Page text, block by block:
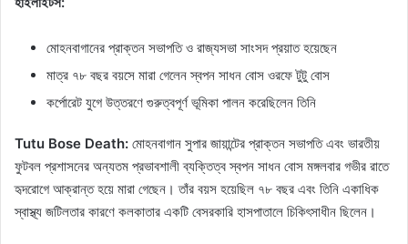
মোহনবাগানের প্রাক্তন সভাপতি ও রাজ্যসভা সাংসদ প্রয়াত হয়েছেন
মাত্র ৭৮ বছর বয়সে মারা গেলেন স্বপন সাধন বোস ওরফে টুটু বোস
কর্পোরেট যুগে উত্তরণে গুরুত্বপূর্ণ ভূমিকা পালন করেছিলেন তিনি
Tutu Bose Death: মোহনবাগান সুপার জায়ান্টের প্রাক্তন সভাপতি এবং ভারতীয়
ফুটবল প্রশাসনের অন্যতম প্রভাবশালী ব্যক্তিত্ব স্বপন সাধন বোস মঙ্গলবার গভীর রাতে
হৃদরোগে আক্রান্ত হয়ে মারা গেছেন। তাঁর বয়স হয়েছিল ৭৮ বছর এবং তিনি একাধিক
স্বাস্থ্য জটিলতার কারণে কলকাতার একটি বেসরকারি হাসপাতালে চিকিৎসাধীন ছিলেন।